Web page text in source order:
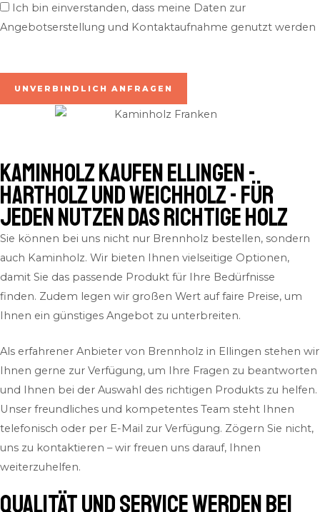
Ich bin einverstanden, dass meine Daten zur
Angebotserstellung und Kontaktaufnahme genutzt werden
UNVERBINDLICH ANFRAGEN
Kaminholz kaufen Ellingen -
Hartholz und Weichholz - für
jeden Nutzen das richtige Holz
Sie können bei uns nicht nur Brennholz bestellen, sondern
auch Kaminholz. Wir bieten Ihnen vielseitige Optionen,
damit Sie das passende Produkt für Ihre Bedürfnisse
finden. Zudem legen wir großen Wert auf faire Preise, um
Ihnen ein günstiges Angebot zu unterbreiten.
Als erfahrener Anbieter von Brennholz in Ellingen stehen wir
Ihnen gerne zur Verfügung, um Ihre Fragen zu beantworten
und Ihnen bei der Auswahl des richtigen Produkts zu helfen.
Unser freundliches und kompetentes Team steht Ihnen
telefonisch oder per E-Mail zur Verfügung. Zögern Sie nicht,
uns zu kontaktieren – wir freuen uns darauf, Ihnen
weiterzuhelfen.
QUALITÄT und SERVICE werden bei